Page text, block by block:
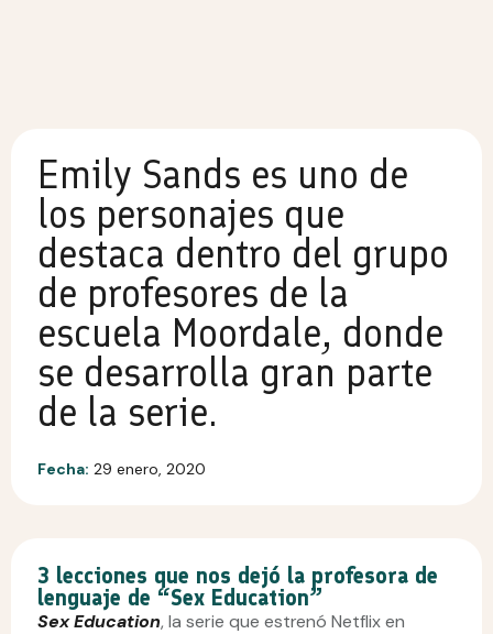
Emily Sands es uno de
los personajes que
destaca dentro del grupo
de profesores de la
escuela Moordale, donde
se desarrolla gran parte
de la serie.
Fecha: 29 enero, 2020
3 lecciones que nos dejó la profesora de
lenguaje de “Sex Education”
Sex Education, la serie que estrenó Netflix en